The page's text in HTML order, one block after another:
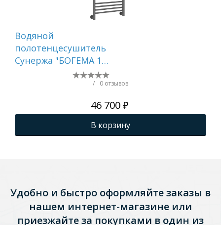
Водяной
полотенцесушитель
Сунержа "БОГЕМА 1П
+" 1000х500 (Графит)
/ 0 отзывов
46 700 ₽
В корзину
Удобно и быстро оформляйте заказы в
нашем интернет-магазине или
приезжайте за покупками в один из